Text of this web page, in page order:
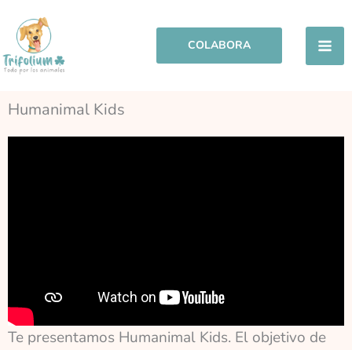
contenido
COLABORA
Humanimal Kids
Te presentamos Humanimal Kids. El objetivo de